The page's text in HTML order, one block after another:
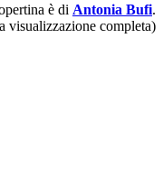
è di Antonia Bufi.
visualizzazione completa)